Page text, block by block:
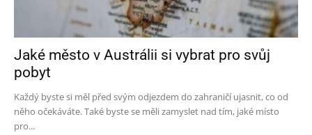
Jaké město v Austrálii si vybrat pro svůj
pobyt
Každý byste si měl před svým odjezdem do zahraničí ujasnit, co od
něho očekáváte. Také byste se měli zamyslet nad tím, jaké místo
pro...